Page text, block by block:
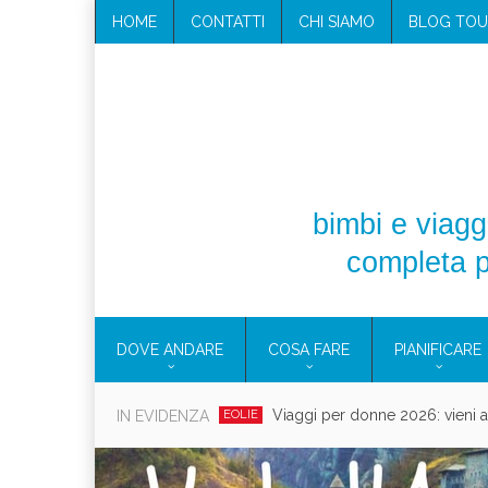
HOME CONTATTI CHI SIAMO BLOG
bimbi e
completa
DOVE ANDARE COSA FARE PIANIFICARE
IN EVIDENZA EOLIE Viaggi per donne 2026: vieni
CAMPEGGIO